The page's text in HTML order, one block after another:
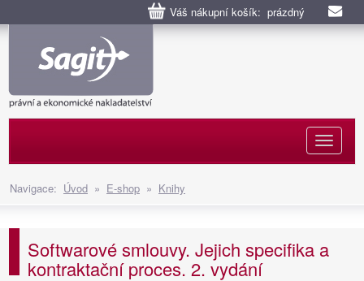
Váš nákupní košík: prázdný
Navigace: Úvod » E-shop » Knihy
Softwarové smlouvy. Jejich specifika a
kontraktační proces. 2. vydání